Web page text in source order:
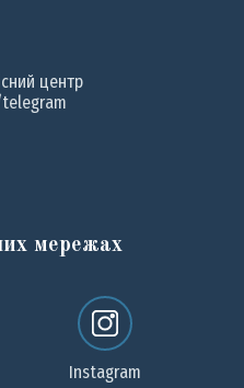
центр
мережах
Instagram